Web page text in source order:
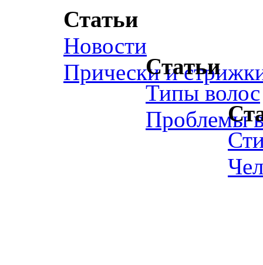
Статьи
Новости
Прически иСтатьи
Типы волос
Проблемы